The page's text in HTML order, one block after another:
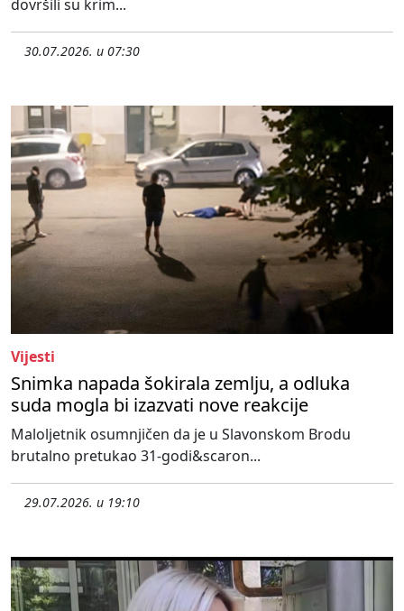
dovršili su krim...
30.07.2026. u 07:30
Vijesti
Snimka napada šokirala zemlju, a odluka
suda mogla bi izazvati nove reakcije
Maloljetnik osumnjičen da je u Slavonskom Brodu
brutalno pretukao 31-godi&scaron...
29.07.2026. u 19:10